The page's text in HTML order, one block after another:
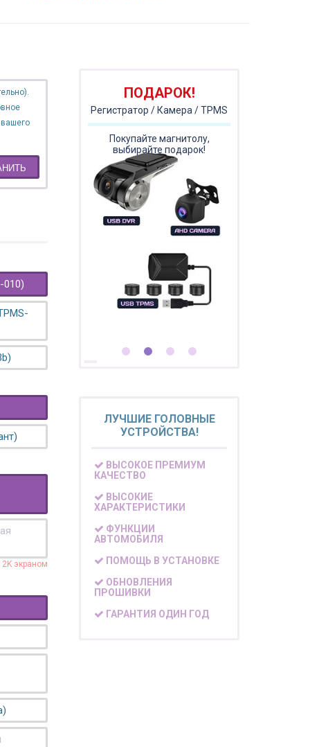
010)
2K экраном
ПОДАРОК!
Регистратор / Камера / TPMS
Покупайте магнитолу,
выбирайте подарок!
ЛУЧШИЕ ГОЛОВНЫЕ
УСТРОЙСТВА!
ВЫСОКОЕ ПРЕМИУМ
КАЧЕСТВО
ВЫСОКИЕ
ХАРАКТЕРИСТИКИ
ФУНКЦИИ
АВТОМОБИЛЯ
ПОМОЩЬ В УСТАНОВКЕ
ОБНОВЛЕНИЯ
ПРОШИВКИ
ГАРАНТИЯ ОДИН ГОД